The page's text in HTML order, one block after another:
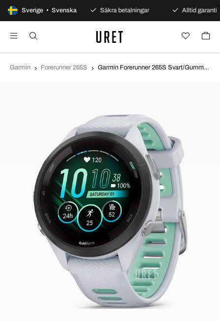
Sverige • Svenska
100 dagars öppet köp Säkra betalningar Alltid garanti
Garmin Forerunner 265S Garmin Forerunner 265S Svart/Gummi Ø41.7 mm 010-02810-14